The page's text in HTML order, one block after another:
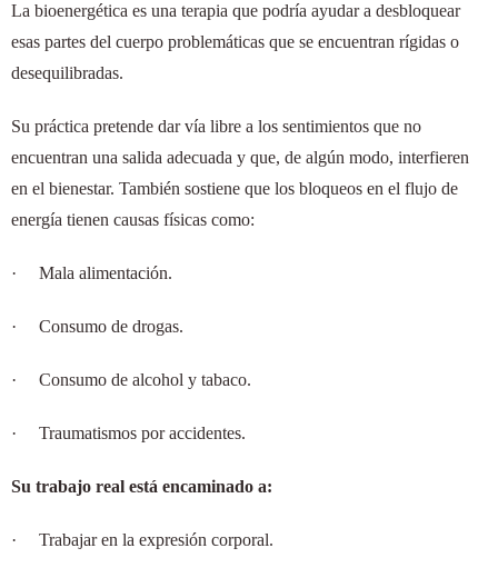
La bioenergética es una terapia que podría ayudar a desbloquear
esas partes del cuerpo problemáticas que se encuentran rígidas o
desequilibradas.
Su práctica pretende dar vía libre a los sentimientos que no
encuentran una salida adecuada y que, de algún modo, interfieren
en el bienestar. También sostiene que los bloqueos en el flujo de
energía tienen causas físicas como:
· Mala alimentación.
· Consumo de drogas.
· Consumo de alcohol y tabaco.
· Traumatismos por accidentes.
Su trabajo real está encaminado a:
· Trabajar en la expresión corporal.